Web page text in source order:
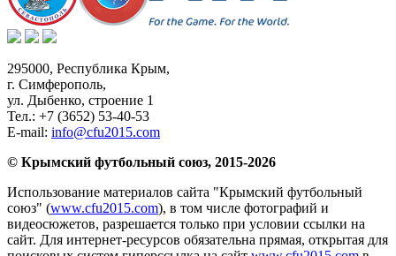
295000, Республика Крым,
г. Симферополь,
ул. Дыбенко, строение 1
Тел.: +7 (3652) 53-40-53
E-mail: info@cfu2015.com
© Крымский футбольный союз, 2015-2026
Использование материалов сайта "Крымский футбольный
союз" (www.cfu2015.com), в том числе фотографий и
видеосюжетов, разрешается только при условии ссылки на
сайт. Для интернет-ресурсов обязательна прямая, открытая для